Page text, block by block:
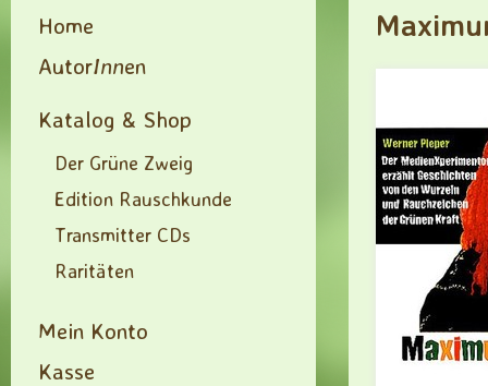
Home
AutorInnen
Katalog & Shop
Der Grüne Zweig
Edition Rauschkunde
Transmitter CDs
Raritäten
Mein Konto
Kasse